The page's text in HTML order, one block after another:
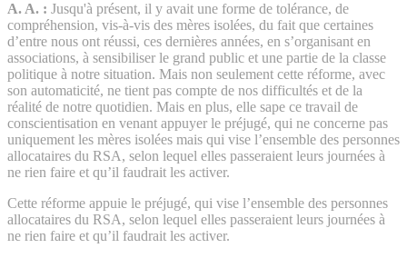
A. A. : Jusqu'à présent, il y avait une forme de tolérance, de
compréhension, vis-à-vis des mères isolées, du fait que certaines
d’entre nous ont réussi, ces dernières années, en s’organisant en
associations, à sensibiliser le grand public et une partie de la classe
politique à notre situation. Mais non seulement cette réforme, avec
son automaticité, ne tient pas compte de nos difficultés et de la
réalité de notre quotidien. Mais en plus, elle sape ce travail de
conscientisation en venant appuyer le préjugé, qui ne concerne pas
uniquement les mères isolées mais qui vise l’ensemble des personnes
allocataires du RSA, selon lequel elles passeraient leurs journées à
ne rien faire et qu’il faudrait les activer.
Cette réforme appuie le préjugé, qui vise l’ensemble des personnes
allocataires du RSA, selon lequel elles passeraient leurs journées à
ne rien faire et qu’il faudrait les activer.